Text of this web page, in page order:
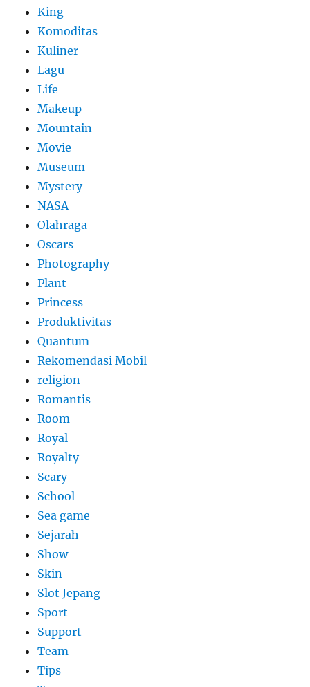
King
Komoditas
Kuliner
Lagu
Life
Makeup
Mountain
Movie
Museum
Mystery
NASA
Olahraga
Oscars
Photography
Plant
Princess
Produktivitas
Quantum
Rekomendasi Mobil
religion
Romantis
Room
Royal
Royalty
Scary
School
Sea game
Sejarah
Show
Skin
Slot Jepang
Sport
Support
Team
Tips